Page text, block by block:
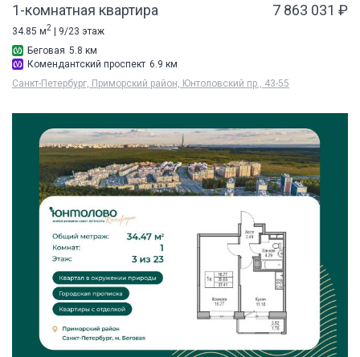
1-комнатная квартира 7 863 031 ₽
34.85 м2
| 9/23 этаж
Беговая 5.8 км
Комендантский проспект 6.9 км
Санкт-Петербург, Приморский район, Юнтоловский пр., 43-55